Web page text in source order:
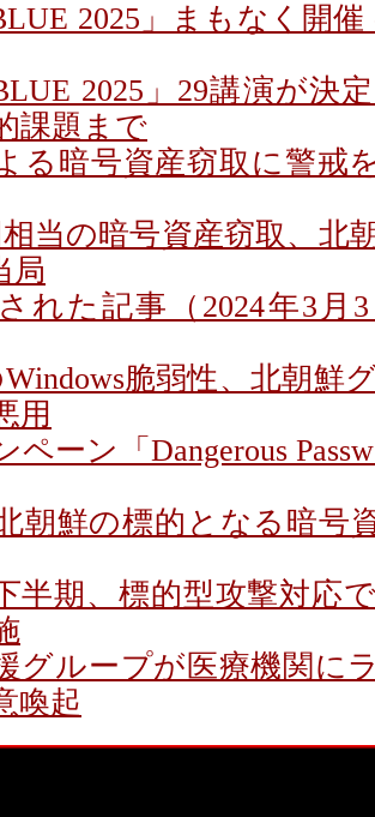
2025」まもなく開
BLUE 2025」29講演が決
課題まで
る暗号資産窃取に警戒
当の暗号資産窃取、北
局
れた記事（2024年3月
脆弱性、北朝鮮
用
ペーン「Dangerous
朝鮮の標的となる暗号
半期、標的型攻撃対応
グループが医療機関に
喚起